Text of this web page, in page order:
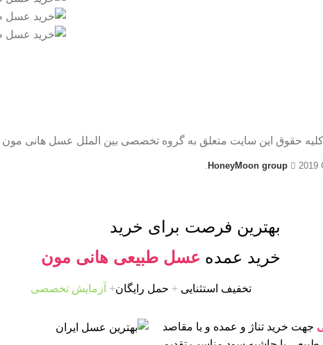
حقوق این سایت متعلق به گروه تخصصی بین الملل عسل هانی
HoneyMoon group 2019
بهترین فرصت برای خرید
خرید عمده عسل طبیعی هانی مون
تخفیف استثنایی + حمل رایگان+ آزمایش تخصصی
جهت خرید تناژ و عمده و یا مقاصد